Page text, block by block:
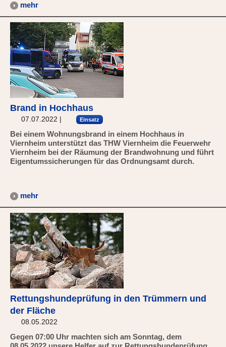
mehr
Brand in Hochhaus
07.07.2022 | Einsatz
Bei einem Wohnungsbrand in einem Hochhaus in
Viernheim unterstützt das THW Viernheim die Feuerwehr
Viernheim bei der Räumung der Brandwohnung und führt
Eigentumssicherungen für das Ordnungsamt durch.
mehr
Rettungshundeprüfung in den Trümmern und
der Fläche
08.05.2022
Gegen 07:00 Uhr machten sich am Sonntag, dem